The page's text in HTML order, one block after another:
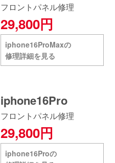
フロントパネル修理
29,800円
iphone16ProMaxの
修理詳細を見る
iphone16Pro
フロントパネル修理
29,800円
iphone16Proの